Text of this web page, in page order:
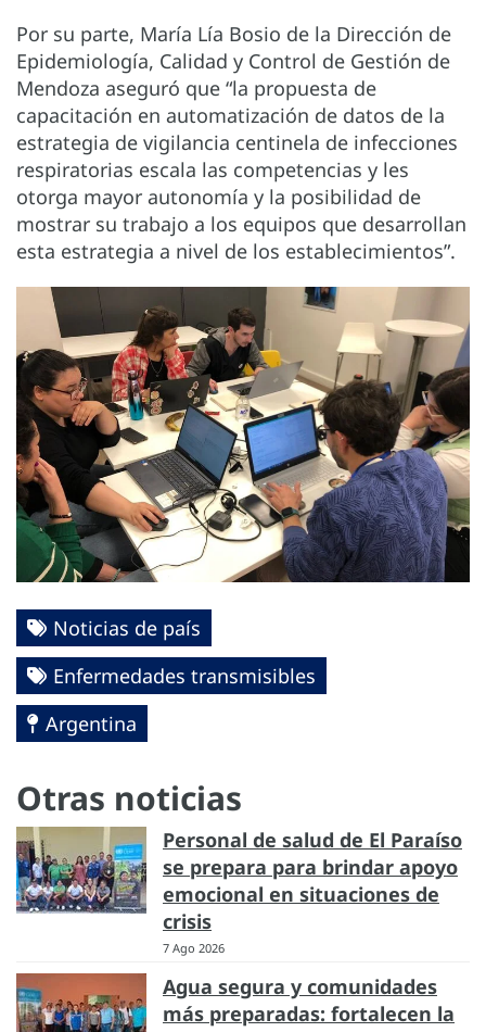
Por su parte, María Lía Bosio de la Dirección de
Epidemiología, Calidad y Control de Gestión de
Mendoza aseguró que “la propuesta de
capacitación en automatización de datos de la
estrategia de vigilancia centinela de infecciones
respiratorias escala las competencias y les
otorga mayor autonomía y la posibilidad de
mostrar su trabajo a los equipos que desarrollan
esta estrategia a nivel de los establecimientos”.
Noticias de país
Enfermedades transmisibles
Argentina
Otras noticias
Personal de salud de El Paraíso
se prepara para brindar apoyo
emocional en situaciones de
crisis
7 Ago 2026
Agua segura y comunidades
más preparadas: fortalecen la